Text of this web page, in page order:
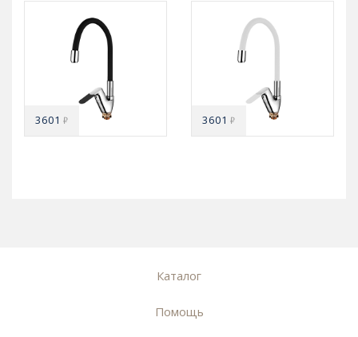
3601₽ 3601₽
Каталог
Помощь